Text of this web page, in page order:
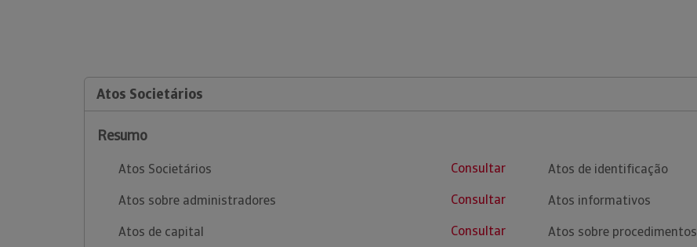
Atos Societários
Resumo
Atos Societários
Consultar
Atos sobre administradores
Consultar
Atos de capital
Consultar
Atos de identificação
Atos informativos
Atos sobre procedimentos